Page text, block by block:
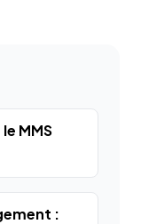
MMS
: